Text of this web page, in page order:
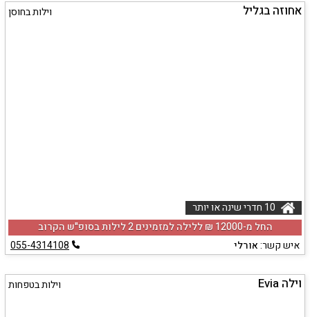
אחוזה בגליל וילות בחוסן
החל מ-‏12000 ₪ ללילה למזמינים 2 לילות בסופ"ש הקרוב
איש קשר:אורלי 055-4314108
וילה Evia וילות בטפחות